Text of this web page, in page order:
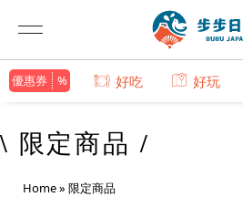
優惠券 好吃 好玩
\ 限定商品 /
Home» 限定商品